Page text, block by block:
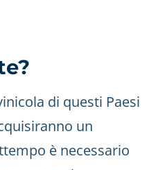
di questi Paesi
un
è necessario